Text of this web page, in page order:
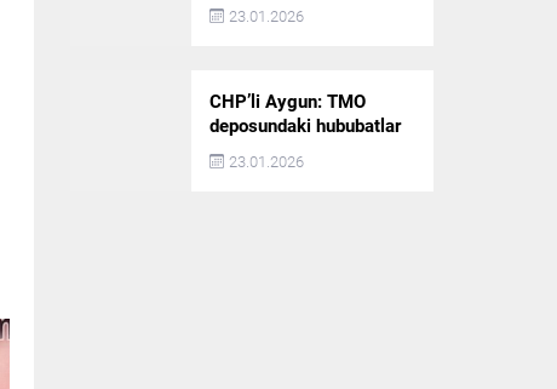
23.01.2026
CHP’li Aygun: TMO
deposundaki hububatlar
çalındı!
23.01.2026